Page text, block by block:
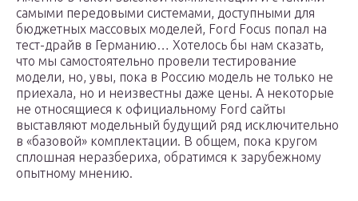
самыми передовыми системами, доступными для
бюджетных массовых моделей, Ford Focus попал на
тест-драйв в Германию… Хотелось бы нам сказать,
что мы самостоятельно провели тестирование
модели, но, увы, пока в Россию модель не только не
приехала, но и неизвестны даже цены. А некоторые
не относящиеся к официальному Ford сайты
выставляют модельный будущий ряд исключительно
в «базовой» комплектации. В общем, пока кругом
сплошная неразбериха, обратимся к зарубежному
опытному мнению.